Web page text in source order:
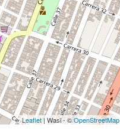
Leaflet| Wasi - ©OpenStreetMap